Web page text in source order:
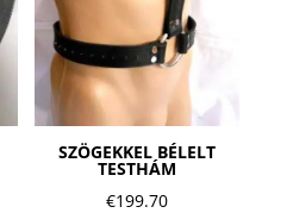
SZÖGEKKEL BÉLELT
TESTHÁM
€199.70